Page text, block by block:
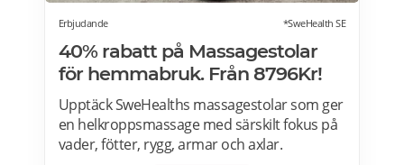
Erbjudande *SweHealth SE
40% rabatt på Massagestolar
för hemmabruk. Från 8796Kr!
Upptäck SweHealths massagestolar som ger
en helkroppsmassage med särskilt fokus på
vader, fötter, rygg, armar och axlar.